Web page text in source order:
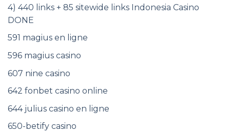
4) 440 links + 85 sitewide links Indonesia Casino
DONE
591 magius en ligne
596 magius casino
607 nine casino
642 fonbet casino online
644 julius casino en ligne
650-betify casino